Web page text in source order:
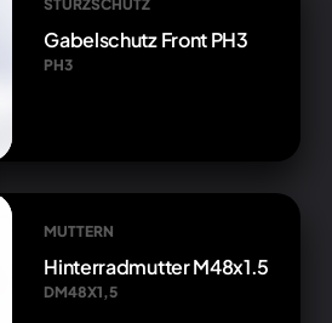
STURZSCHUTZ
Gabelschutz Front PH3
PH3
MUTTERN
Hinterradmutter M48x1.5
DM48X1,5